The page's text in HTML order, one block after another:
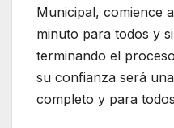
Municipal, comience
minuto para todos y
terminando el
su confianza será
completo y para